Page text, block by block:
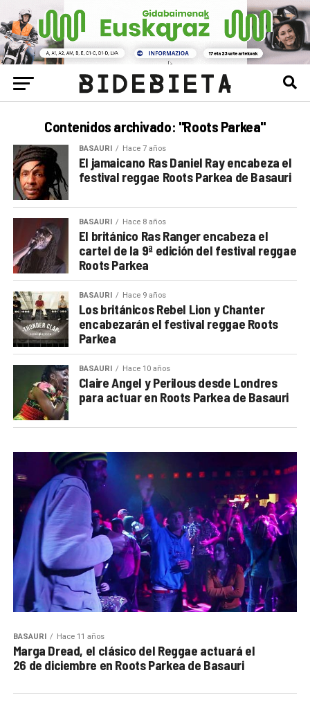
Contenidos archivado: "Roots Parkea"
BASAURI Hace 7 años
El jamaicano Ras Daniel Ray encabeza el
festival reggae Roots Parkea de Basauri
BASAURI Hace 8 años
El británico Ras Ranger encabeza el
cartel de la 9ª edición del festival reggae
Roots Parkea
BASAURI Hace 9 años
Los británicos Rebel Lion y Chanter
encabezarán el festival reggae Roots
Parkea
BASAURI Hace 10 años
Claire Angel y Perilous desde Londres
para actuar en Roots Parkea de Basauri
BASAURI Hace 11 años
Marga Dread, el clásico del Reggae actuará el
26 de diciembre en Roots Parkea de Basauri